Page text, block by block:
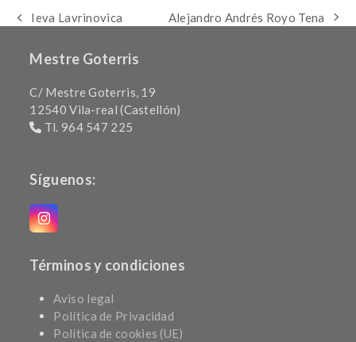
previous
Ieva Lavrinovica
next
Alejandro Andrés Royo Tena
Mestre Goterris
C/ Mestre Goterris, 19
12540 Vila-real (Castellón)
Tl. 964 547 225
Síguenos:
Instagram
Términos y condiciones
Aviso legal
Política de Privacidad
Política de cookies (UE)